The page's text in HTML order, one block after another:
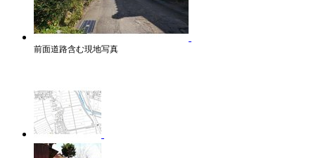
前面道路含む現地写真